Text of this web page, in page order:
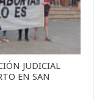
JUDICIAL
EN SAN